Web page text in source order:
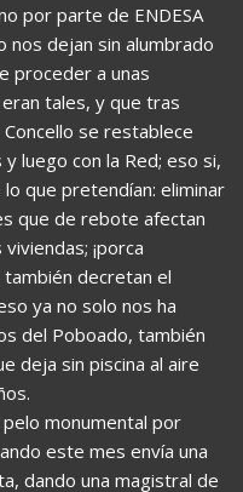
por parte de ENDESA
nos dejan sin alumbrado
proceder a unas
tales, y que tras
se restablece
luego con la Red; eso si,
que pretendían: eliminar
que de rebote afectan
¡porca
decretan el
ya no solo nos ha
del Poboado, también
deja sin piscina al aire
monumental por
este mes envía una
dando una magistral de